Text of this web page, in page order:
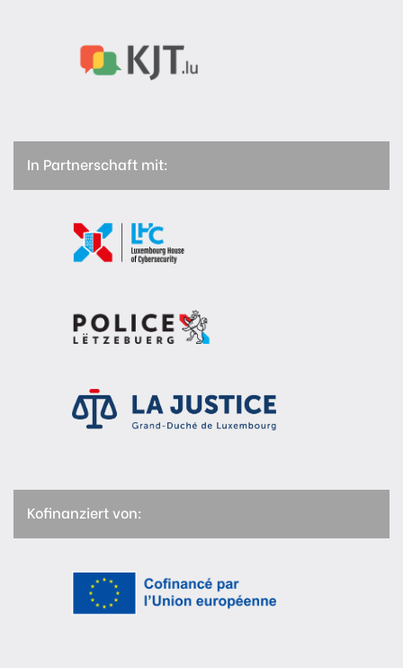
In Partnerschaft mit:
Kofinanziert von: